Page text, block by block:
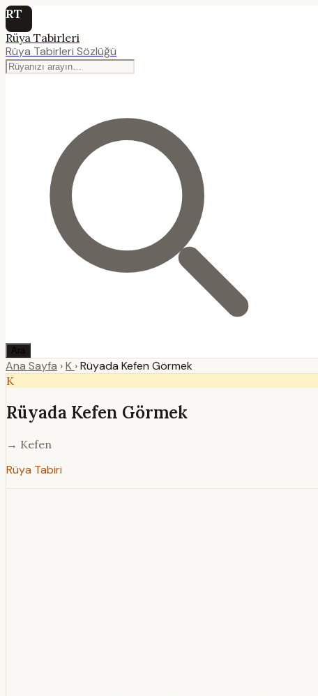
RT
Rüya Tabirleri
Rüya Tabirleri Sözlüğü
Ara
Ana Sayfa ›K ›Rüyada Kefen Görmek
K
Rüyada Kefen Görmek
→ Kefen
Rüya Tabiri